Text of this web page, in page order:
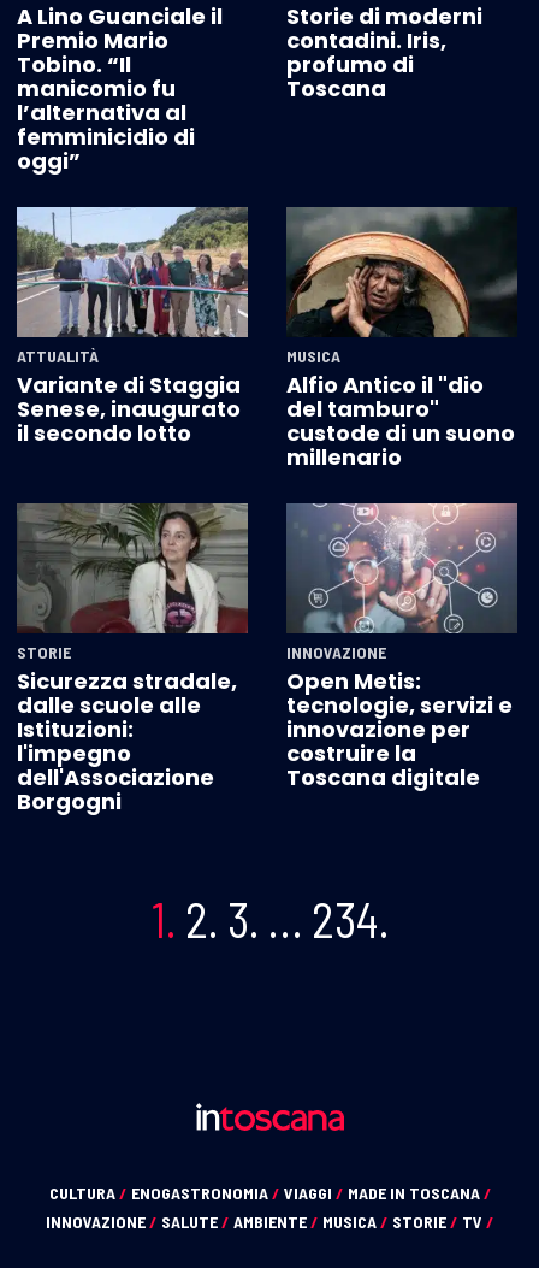
A Lino Guanciale il
Premio Mario
Tobino. “Il
manicomio fu
l’alternativa al
femminicidio di
oggi”
Storie di moderni
contadini. Iris,
profumo di
Toscana
ATTUALITÀ
Variante di Staggia
Senese, inaugurato
il secondo lotto
MUSICA
Alfio Antico il "dio
del tamburo"
custode di un suono
millenario
STORIE
Sicurezza stradale,
dalle scuole alle
Istituzioni:
l'impegno
dell'Associazione
Borgogni
INNOVAZIONE
Open Metis:
tecnologie, servizi e
innovazione per
costruire la
Toscana digitale
1. 2. 3. … 234.
CULTURA/ ENOGASTRONOMIA/ VIAGGI / MADE IN TOSCANA/
INNOVAZIONE/ SALUTE/ AMBIENTE/ MUSICA/ STORIE/ TV /